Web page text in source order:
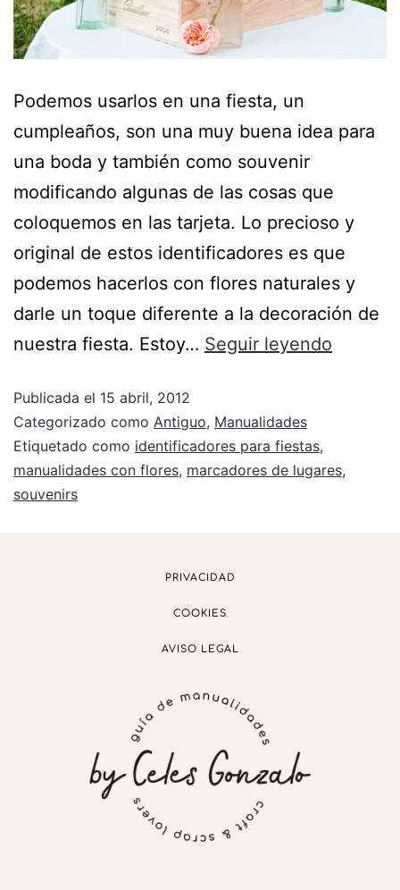
Podemos usarlos en una fiesta, un
cumpleaños, son una muy buena idea para
una boda y también como souvenir
modificando algunas de las cosas que
coloquemos en las tarjeta. Lo precioso y
original de estos identificadores es que
podemos hacerlos con flores naturales y
darle un toque diferente a la decoración de
nuestra fiesta. Estoy… Seguir leyendo
Publicada el 15 abril, 2012
Categorizado como Antiguo, Manualidades
Etiquetado como identificadores para fiestas,
manualidades con flores, marcadores de lugares,
souvenirs
PRIVACIDAD
COOKIES
AVISO LEGAL